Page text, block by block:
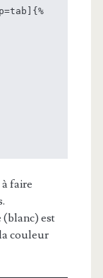
faire
est
couleur